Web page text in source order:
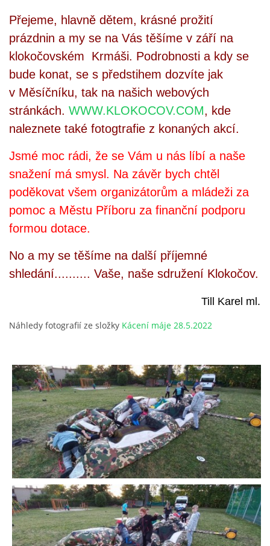
Přejeme, hlavně dětem, krásné prožití
prázdnin a my se na Vás těšíme v září na
klokočovském Krmáši. Podrobnosti a kdy se
bude konat, se s předstihem dozvíte jak
v Měsíčníku, tak na našich webových
stránkách. WWW.KLOKOCOV.COM, kde
naleznete také fotogtrafie z konaných akcí.
Jsmé moc rádi, že se Vám u nás líbí a naše
snažení má smysl. Na závěr bych chtěl
poděkovat všem organizátorům a mládeži za
pomoc a Městu Příboru za finanční podporu
formou dotace.
No a my se těšíme na další příjemné
shledání.......... Vaše, naše sdružení Klokočov.
Till Karel ml.
Náhledy fotografií ze složky Kácení máje 28.5.2022